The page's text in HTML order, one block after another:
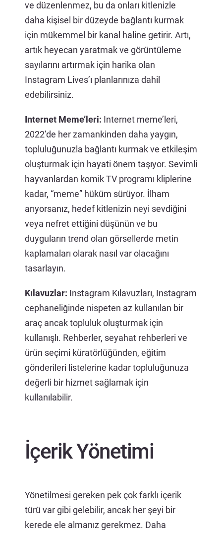
ve düzenlenmez, bu da onları kitlenizle
daha kişisel bir düzeyde bağlantı kurmak
için mükemmel bir kanal haline getirir. Artı,
artık heyecan yaratmak ve görüntüleme
sayılarını artırmak için harika olan
Instagram Lives’ı planlarınıza dahil
edebilirsiniz.
Internet Meme’leri: Internet meme’leri,
2022’de her zamankinden daha yaygın,
topluluğunuzla bağlantı kurmak ve etkileşim
oluşturmak için hayati önem taşıyor. Sevimli
hayvanlardan komik TV programı kliplerine
kadar, “meme” hüküm sürüyor. İlham
arıyorsanız, hedef kitlenizin neyi sevdiğini
veya nefret ettiğini düşünün ve bu
duyguların trend olan görsellerde metin
kaplamaları olarak nasıl var olacağını
tasarlayın.
Kılavuzlar: Instagram Kılavuzları, Instagram
cephaneliğinde nispeten az kullanılan bir
araç ancak topluluk oluşturmak için
kullanışlı. Rehberler, seyahat rehberleri ve
ürün seçimi küratörlüğünden, eğitim
gönderileri listelerine kadar topluluğunuza
değerli bir hizmet sağlamak için
kullanılabilir.
İçerik Yönetimi
Yönetilmesi gereken pek çok farklı içerik
türü var gibi gelebilir, ancak her şeyi bir
kerede ele almanız gerekmez. Daha